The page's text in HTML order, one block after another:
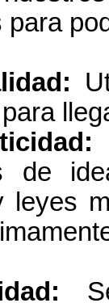
para
de
leyes